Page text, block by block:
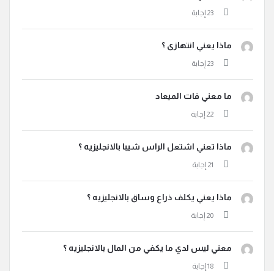
ماذا يعني انتهازى ؟
ما معني فات الميعاد
ماذا تعني اشتعل الراس شيبا بالانجليزيه ؟
ماذا يعني يكلف ذراع وساق بالانجليزيه ؟
معني ليس لدي ما يكفي من المال بالانجليزيه ؟